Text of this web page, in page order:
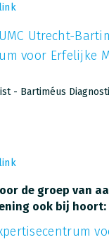
Utrecht-
voor Erfelijke
- Bartiméus
de groep van
ook bij hoort: